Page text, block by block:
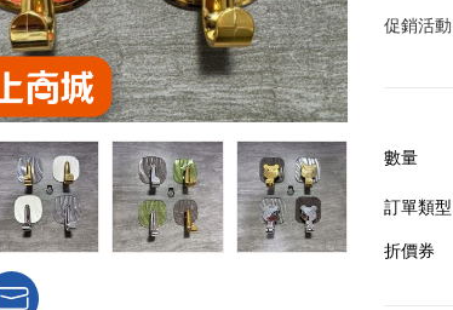
促銷活動
數量
訂單類型
折價券